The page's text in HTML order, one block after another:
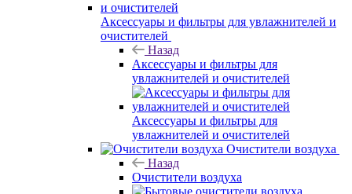
Аксессуары и фильтры для увлажнителей и
очистителей
Назад
Аксессуары и фильтры для
увлажнителей и очистителей
Аксессуары и фильтры для
увлажнителей и очистителей
Очистители воздуха
Назад
Очистители воздуха